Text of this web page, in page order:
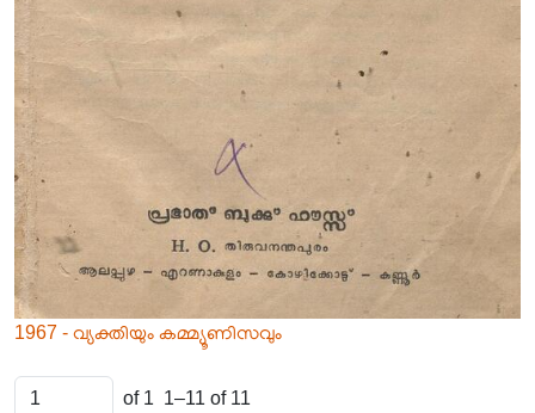
1967 - വ്യക്തിയും കമ്മ്യൂണിസവും
of 1 1–11 of 11